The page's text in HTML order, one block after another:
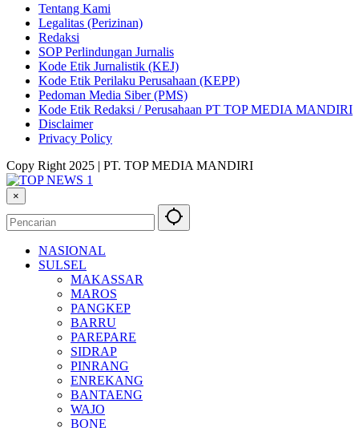
Tentang Kami
Legalitas (Perizinan)
Redaksi
SOP Perlindungan Jurnalis
Kode Etik Jurnalistik (KEJ)
Kode Etik Perilaku Perusahaan (KEPP)
Pedoman Media Siber (PMS)
Kode Etik Redaksi / Perusahaan PT TOP MEDIA MANDIRI
Disclaimer
Privacy Policy
Copy Right 2025 | PT. TOP MEDIA MANDIRI
×
NASIONAL
SULSEL
MAKASSAR
MAROS
PANGKEP
BARRU
PAREPARE
SIDRAP
PINRANG
ENREKANG
BANTAENG
WAJO
BONE